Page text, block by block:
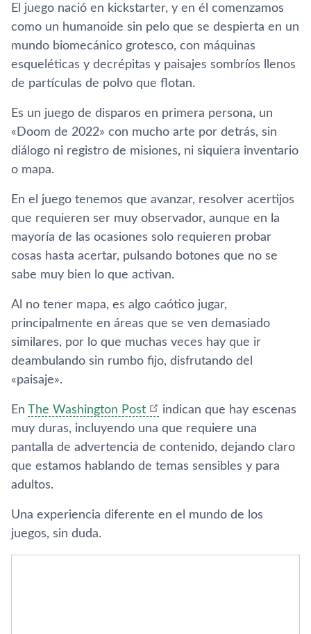
El juego nació en kickstarter, y en él comenzamos
como un humanoide sin pelo que se despierta en un
mundo biomecánico grotesco, con máquinas
esqueléticas y decrépitas y paisajes sombríos llenos
de partículas de polvo que flotan.
Es un juego de disparos en primera persona, un
«Doom de 2022» con mucho arte por detrás, sin
diálogo ni registro de misiones, ni siquiera inventario
o mapa.
En el juego tenemos que avanzar, resolver acertijos
que requieren ser muy observador, aunque en la
mayoría de las ocasiones solo requieren probar
cosas hasta acertar, pulsando botones que no se
sabe muy bien lo que activan.
Al no tener mapa, es algo caótico jugar,
principalmente en áreas que se ven demasiado
similares, por lo que muchas veces hay que ir
deambulando sin rumbo fijo, disfrutando del
«paisaje».
En The Washington Post
indican que hay escenas
muy duras, incluyendo una que requiere una
pantalla de advertencia de contenido, dejando claro
que estamos hablando de temas sensibles y para
adultos.
Una experiencia diferente en el mundo de los
juegos, sin duda.